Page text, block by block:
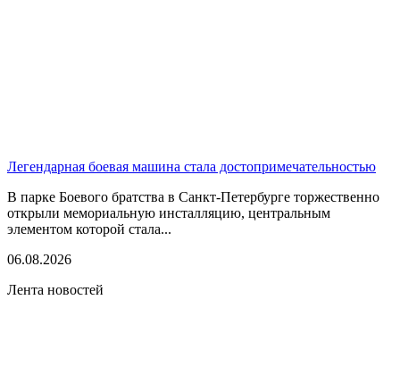
Легендарная боевая машина стала достопримечательностью
В парке Боевого братства в Санкт-Петербурге торжественно
открыли мемориальную инсталляцию, центральным
элементом которой стала...
06.08.2026
Лента новостей